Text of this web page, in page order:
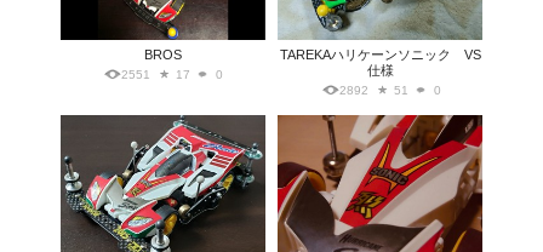
BROS
2551 17 0
TAREKAハリケーンソニック VS
仕様
2892 51 0